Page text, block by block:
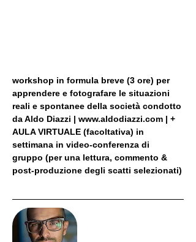
workshop in formula breve (3 ore) per
apprendere e fotografare le situazioni
reali e spontanee della società condotto
da Aldo Diazzi | www.aldodiazzi.com | +
AULA VIRTUALE (facoltativa) in
settimana in video-conferenza di
gruppo (per una lettura, commento &
post-produzione degli scatti selezionati)